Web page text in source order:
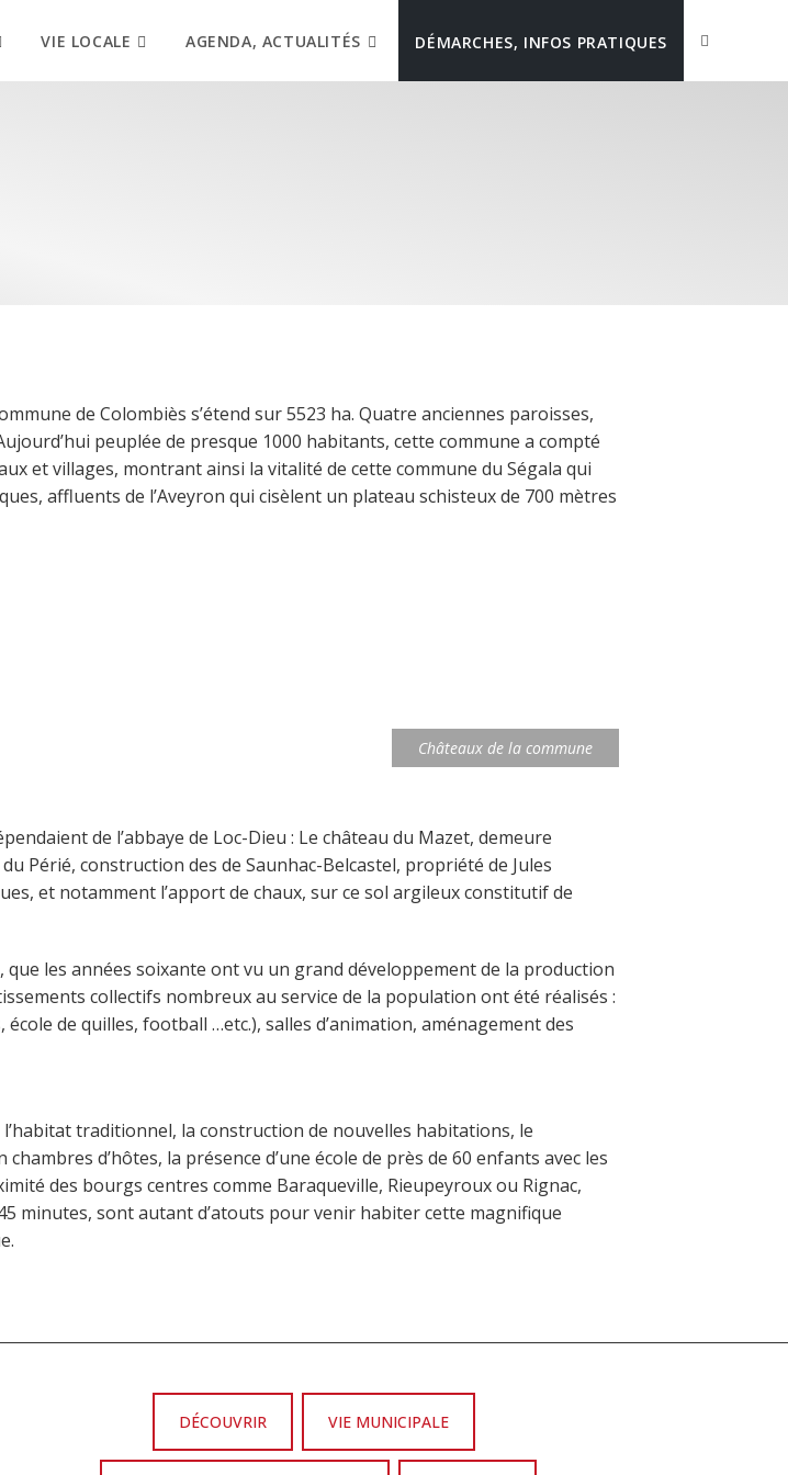
VIE LOCALE AGENDA, ACTUALITÉS DÉMARCHES, INFOS PRATIQUES
de Colombiès s’étend sur 5523 ha. Quatre anciennes paroisses,
peuplée de presque 1000 habitants, cette commune a compté
et villages, montrant ainsi la vitalité de cette commune du Ségala qui
affluents de l’Aveyron qui cisèlent un plateau schisteux de 700 mètres
Châteaux de la commune
de l’abbaye de Loc-Dieu : Le château du Mazet, demeure
Périé, construction des de Saunhac-Belcastel, propriété de Jules
et notamment l’apport de chaux, sur ce sol argileux constitutif de
les années soixante ont vu un grand développement de la production
collectifs nombreux au service de la population ont été réalisés :
de quilles, football …etc.), salles d’animation, aménagement des
l’habitat traditionnel, la construction de nouvelles habitations, le
chambres d’hôtes, la présence d’une école de près de 60 enfants avec les
des bourgs centres comme Baraqueville, Rieupeyroux ou Rignac,
minutes, sont autant d’atouts pour venir habiter cette magnifique
DÉCOUVRIR VIE MUNICIPALE